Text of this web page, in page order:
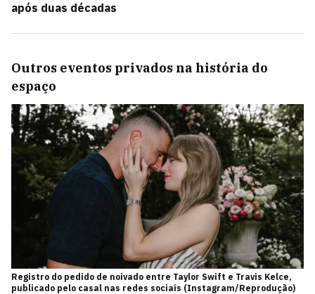
após duas décadas
Outros eventos privados na história do
espaço
Registro do pedido de noivado entre Taylor Swift e Travis Kelce,
publicado pelo casal nas redes sociais (Instagram/Reprodução)